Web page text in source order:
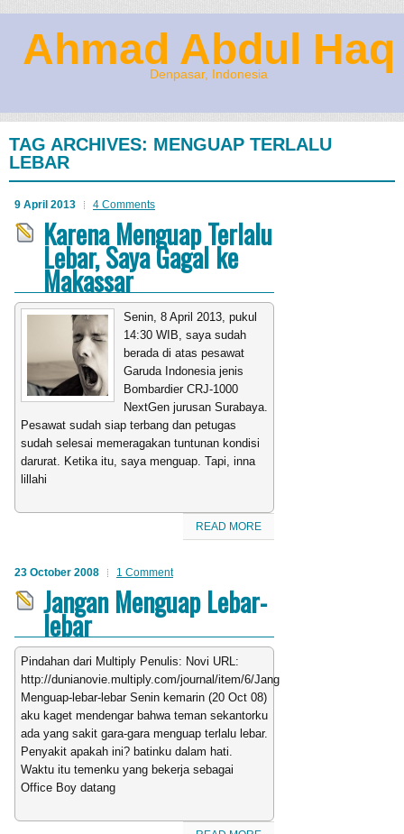
Ahmad Abdul Haq
Denpasar, Indonesia
TAG ARCHIVES: MENGUAP TERLALU
LEBAR
9 April 2013 4 Comments
Karena Menguap Terlalu
Lebar, Saya Gagal ke
Makassar
Senin, 8 April 2013, pukul
14:30 WIB, saya sudah
berada di atas pesawat
Garuda Indonesia jenis
Bombardier CRJ-1000
NextGen jurusan Surabaya.
Pesawat sudah siap terbang dan petugas
sudah selesai memeragakan tuntunan kondisi
darurat. Ketika itu, saya menguap. Tapi, inna
lillahi
READ MORE
23 October 2008 1 Comment
Jangan Menguap Lebar-
lebar
Pindahan dari Multiply Penulis: Novi URL:
http://dunianovie.multiply.com/journal/item/6/Jangan-
Menguap-lebar-lebar Senin kemarin (20 Oct 08)
aku kaget mendengar bahwa teman sekantorku
ada yang sakit gara-gara menguap terlalu lebar.
Penyakit apakah ini? batinku dalam hati.
Waktu itu temenku yang bekerja sebagai
Office Boy datang